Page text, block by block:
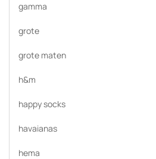
gamma
grote
grote maten
h&m
happy socks
havaianas
hema